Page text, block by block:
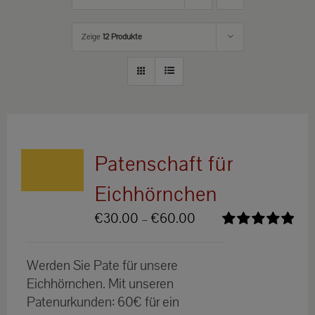
Zeige 12 Produkte
Patenschaft für
Eichhörnchen
€30.00 – €60.00Preisspanne:
Werden Sie Pate für unsere
Eichhörnchen. Mit unseren
Patenurkunden: 60€ für ein